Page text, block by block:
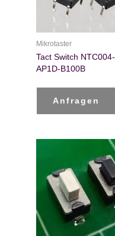
Mikrotaster
Tact Switch NTC004-
AP1D-B100B
Anfragen